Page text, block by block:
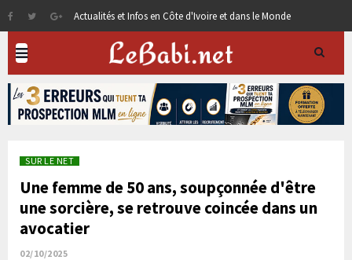
Actualités et Infos en Côte d'Ivoire et dans le Monde
SUR LE NET
Une femme de 50 ans, soupçonnée d'être
une sorcière, se retrouve coincée dans un
avocatier
02/10/2025